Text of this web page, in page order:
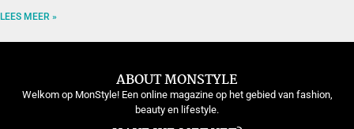
LEES MEER »
ABOUT MONSTYLE
Welkom op MonStyle! Een online magazine op het gebied van fashion,
beauty en lifestyle.